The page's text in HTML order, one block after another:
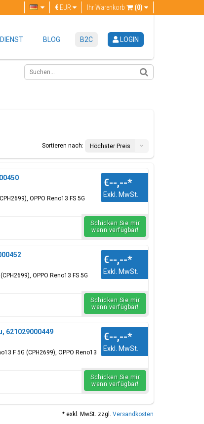
Ihr Warenkorb (0)
€ EUR
BLOG B2C LOGIN
Sortieren nach:
Höchster Preis
OPPO Reno13 FS 5G
€--,--*
Exkl. MwSt.
Schicken Sie mir
wenn verfügbar!
OPPO Reno13 FS 5G
€--,--*
Exkl. MwSt.
Schicken Sie mir
wenn verfügbar!
621029000449
F 5G (CPH2699), OPPO Reno13
€--,--*
Exkl. MwSt.
Schicken Sie mir
wenn verfügbar!
* exkl. MwSt. zzgl. Versandkosten